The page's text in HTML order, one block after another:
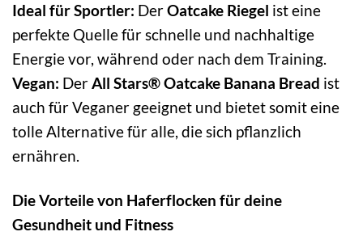
Ideal für Sportler: DerOatcake Riegel ist eine
perfekte Quelle für schnelle und nachhaltige
Energie vor, während oder nach dem Training.
Vegan: DerAll Stars® Oatcake Banana Bread ist
auch für Veganer geeignet und bietet somit eine
tolle Alternative für alle, die sich pflanzlich
ernähren.
Die Vorteile von Haferflocken für deine
Gesundheit und Fitness